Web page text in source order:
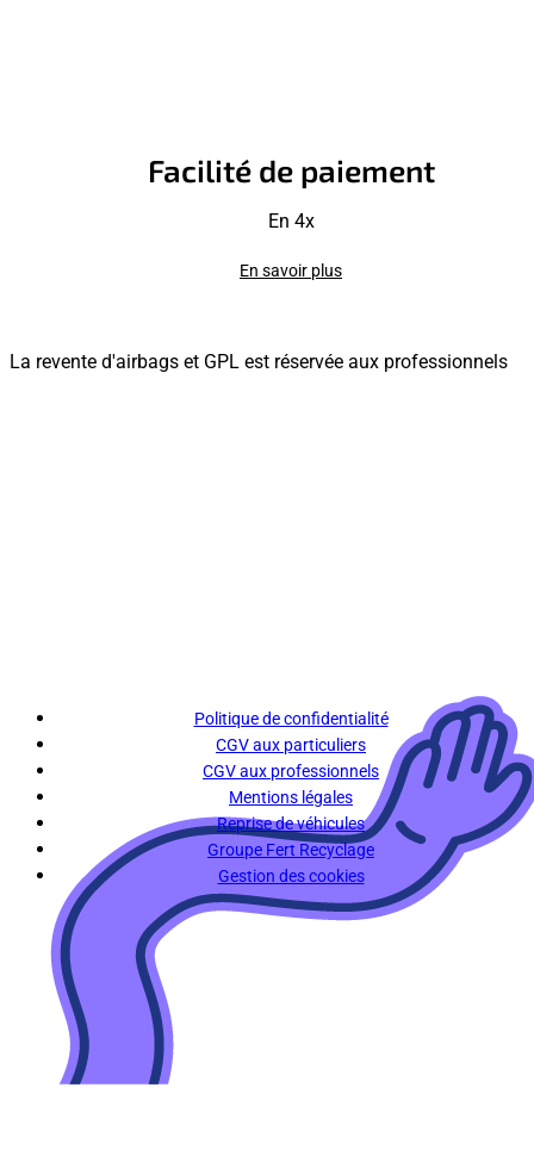
Facilité de paiement
En 4x
En savoir plus
La revente d'airbags et GPL est réservée aux professionnels
Politique de confidentialité
CGV aux particuliers
CGV aux professionnels
Mentions légales
Reprise de véhicules
Groupe Fert Recyclage
Gestion des cookies